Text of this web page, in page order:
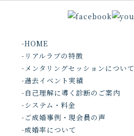
-HOME
-リアルラブの特徴
-メンタリングセッションについて
-過去イベント実績
-自己理解に導く診断のご案内
-システム・料金
-ご成婚事例・現会員の声
-成婚率について